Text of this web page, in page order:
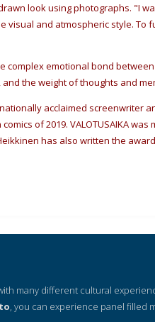
look using photographs. "I
visual and atmospheric style. To
complex emotional bond
and the weight of thoughts and
acclaimed screenwriter
of 2019. VALOTUSAIKA
has also written the
many different cultural
, you can experience panel filled